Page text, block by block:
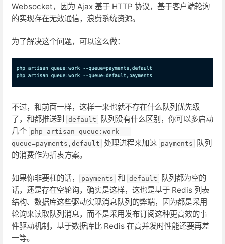
Websocket，因为 Ajax 基于 HTTP 协议，基于客户端轮询
的实现存在无效通信，浪费系统资源。
为了解决这个问题，可以这么做：
不过，和前面一样，这样一来也就不存在什么队列优先级
了，和都推送到
default
队列没有什么区别，你可以多启动
几个 php artisan queue:work --
queue=payments,default
处理进程来加速 payments
队列
的消费作为折衷方案。
如果你非要杠的话， payments 和 default
队列都为空的
话，还是存在空轮询，确实是这样，这也是基于 Redis 列表
结构、数据库这些驱动实现消息队列的弊端，因为都是采用
轮询来读取队列消息，而不是采用发布订阅这种更高效的事
件驱动机制，基于数据库比 Redis 在高并发时性能还要再差
一等。